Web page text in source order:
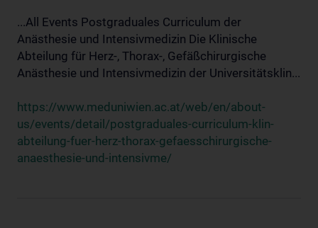
...All Events Postgraduales Curriculum der
Anästhesie und Intensivmedizin Die Klinische
Abteilung für Herz-, Thorax-, Gefäßchirurgische
Anästhesie und Intensivmedizin der Universitätsklin...
https://www.meduniwien.ac.at/web/en/about-
us/events/detail/postgraduales-curriculum-klin-
abteilung-fuer-herz-thorax-gefaesschirurgische-
anaesthesie-und-intensivme/